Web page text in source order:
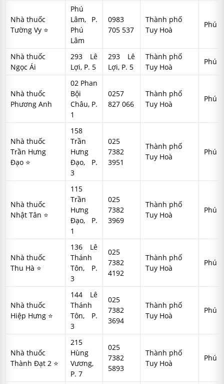
Nhà thuốc
Tường Vy ⭐
Phú
Lâm, P.
Phú
Lâm
0983
705 537
Thành phố
Tuy Hoà
Phú
Nhà thuốc
Ngọc Ái
293 Lê
Lợi, P. 5
293 Lê
Lợi, P. 5
Thành phố
Tuy Hoà
Phú
Nhà thuốc
Phương Anh
02 Phan
Bội
Châu, P.
1
0257
827 066
Thành phố
Tuy Hoà
Phú
Nhà thuốc
Trần Hưng
Đạo ⭐
158
Trần
Hưng
Đạo, P.
3
025
7382
3951
Thành phố
Tuy Hoà
Phú
Nhà thuốc
Nhật Tân ⭐
115
Trần
Hưng
Đạo, P.
1
025
7382
3969
Thành phố
Tuy Hoà
Phú
Nhà thuốc
Thu Hà ⭐
136 Lê
Thánh
Tôn, P.
3
025
7382
4192
Thành phố
Tuy Hoà
Phú
Nhà thuốc
Hiệp Hưng ⭐
144 Lê
Thánh
Tôn, P.
3
025
7382
3694
Thành phố
Tuy Hoà
Phú
Nhà thuốc
Thành Đạt 2 ⭐
215
Hùng
Vương,
P. 7
025
7382
5893
Thành phố
Tuy Hoà
Phú